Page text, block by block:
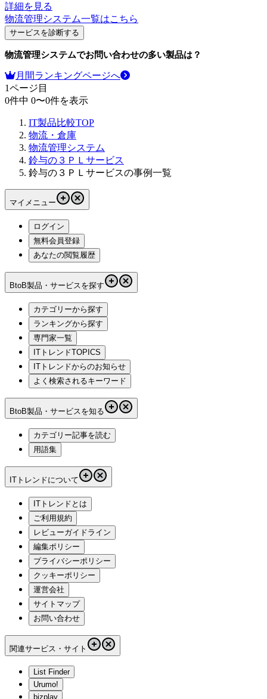
詳細を見る
物流管理システム一覧はこちら
サービスを診断する
物流管理システムでお問い合わせの多い製品は？
月間ランキングページへ
1ページ目
0件中 0〜0件を表示
IT製品比較TOP
物流・倉庫
物流管理システム
鈴与の３ＰＬサービス
鈴与の３ＰＬサービスの事例一覧
マイメニュー
ログイン
無料会員登録
あなたの閲覧履歴
BtoB製品・サービスを探す
カテゴリーから探す
ランキングから探す
専門家一覧
ITトレンドTOPICS
ITトレンドからのお知らせ
よく検索されるキーワード
BtoB製品・サービスを知る
カテゴリー記事を読む
用語集
ITトレンドについて
ITトレンドとは
ご利用規約
レビューガイドライン
編集ポリシー
プライバシーポリシー
クッキーポリシー
運営会社
サイトマップ
お問い合わせ
関連サービス・サイト
List Finder
Urumo!
bizplay